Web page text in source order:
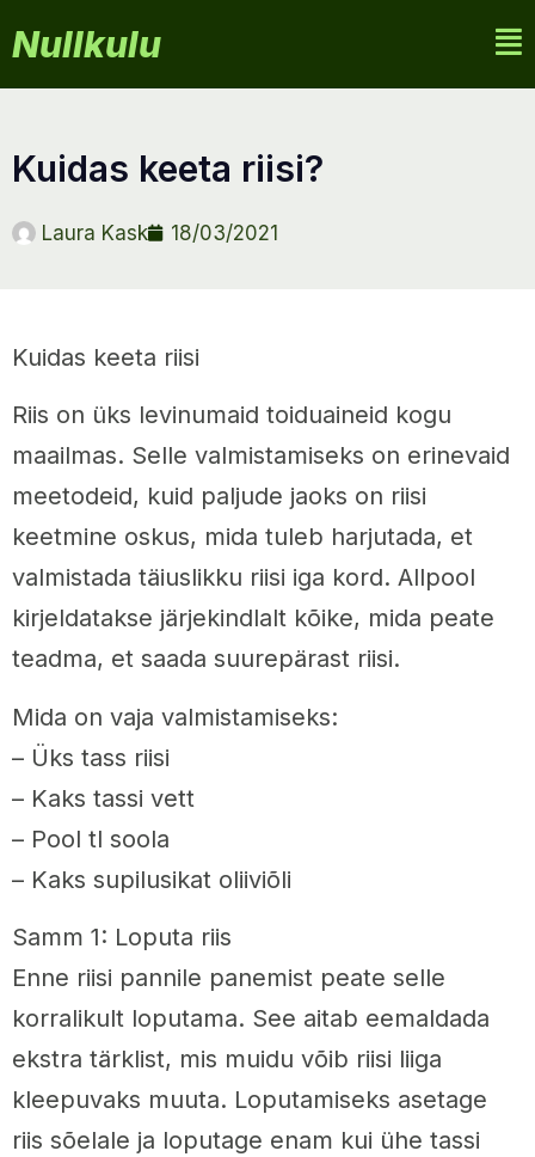
Nullkulu
kuidas keeta riisi?
Laura Kask 18/03/2021
Kuidas keeta riisi
Riis on üks levinumaid toiduaineid kogu
maailmas. Selle valmistamiseks on erinevaid
meetodeid, kuid paljude jaoks on riisi
keetmine oskus, mida tuleb harjutada, et
valmistada täiuslikku riisi iga kord. Allpool
kirjeldatakse järjekindlalt kõike, mida peate
teadma, et saada suurepärast riisi.
Mida on vaja valmistamiseks:
– Üks tass riisi
– Kaks tassi vett
– Pool tl soola
– Kaks supilusikat oliiviõli
Samm 1: Loputa riis
Enne riisi pannile panemist peate selle
korralikult loputama. See aitab eemaldada
ekstra tärklist, mis muidu võib riisi liiga
kleepuvaks muuta. Loputamiseks asetage
riis sõelale ja loputage enam kui ühe tassi